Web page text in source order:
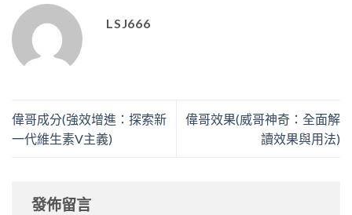
LSJ666
偉哥成分(強效增進：探索新
一代維生素V主義)
偉哥效果(威哥神奇：全面解
讀效果與用法)
發佈留言